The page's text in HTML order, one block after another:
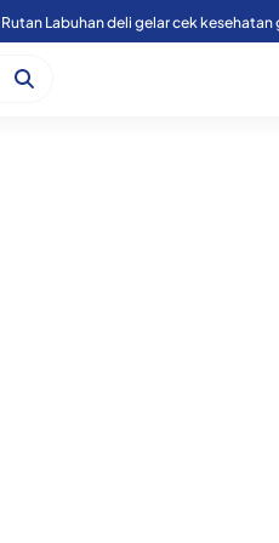
Rutan Labuhan deli gelar cek